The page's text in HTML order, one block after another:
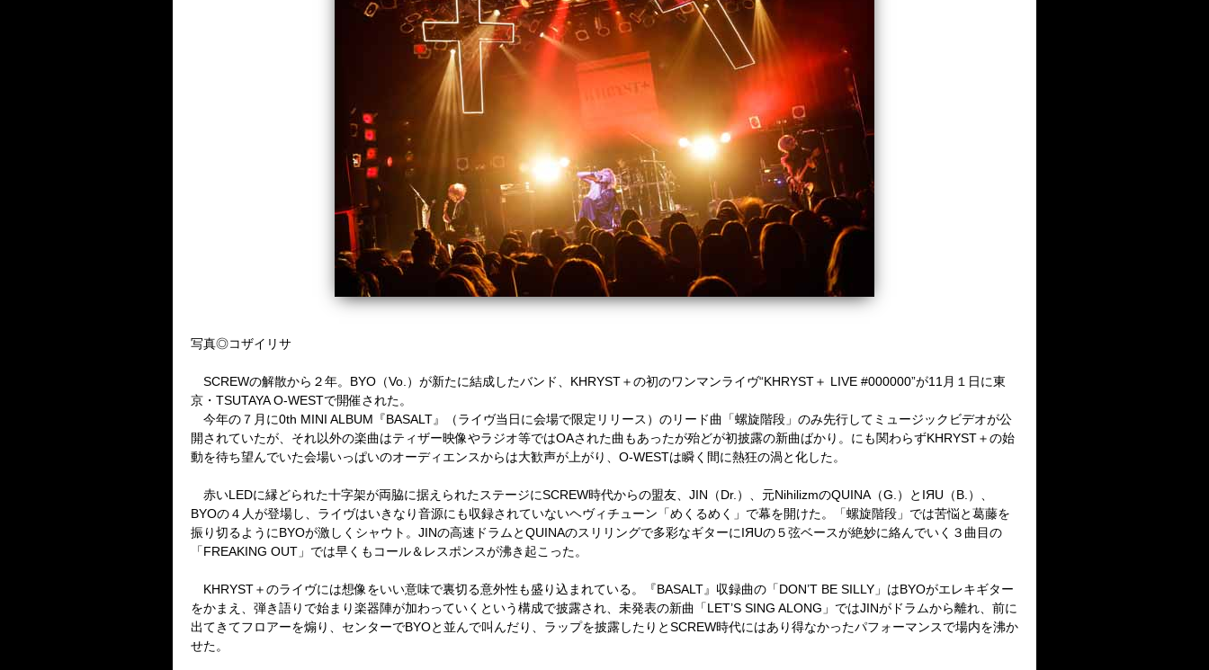
写真◎コザイリサ
SCREWの解散から２年。BYO（Vo.）が新たに結成したバンド、KHRYST＋の初のワンマンライヴ“KHRYST＋ LIVE #000000”が11月１日に東
京・TSUTAYA O-WESTで開催された。
今年の７月に0th MINI ALBUM『BASALT』（ライヴ当日に会場で限定リリース）のリード曲「螺旋階段」のみ先行してミュージックビデオが公
開されていたが、それ以外の楽曲はティザー映像やラジオ等ではOAされた曲もあったが殆どが初披露の新曲ばかり。にも関わらずKHRYST＋の始
動を待ち望んでいた会場いっぱいのオーディエンスからは大歓声が上がり、O-WESTは瞬く間に熱狂の渦と化した。
赤いLEDに縁どられた十字架が両脇に据えられたステージにSCREW時代からの盟友、JIN（Dr.）、元NihilizmのQUINA（G.）とIЯU（B.）、
BYOの４人が登場し、ライヴはいきなり音源にも収録されていないヘヴィチューン「めくるめく」で幕を開けた。「螺旋階段」では苦悩と葛藤を
振り切るようにBYOが激しくシャウト。JINの高速ドラムとQUINAのスリリングで多彩なギターにIЯUの５弦ベースが絶妙に絡んでいく３曲目の
「FREAKING OUT」では早くもコール＆レスポンスが沸き起こった。
KHRYST＋のライヴには想像をいい意味で裏切る意外性も盛り込まれている。『BASALT』収録曲の「DON’T BE SILLY」はBYOがエレキギター
をかまえ、弾き語りで始まり楽器陣が加わっていくという構成で披露され、未発表の新曲「LET’S SING ALONG」ではJINがドラムから離れ、前に
出てきてフロアーを煽り、センターでBYOと並んで叫んだり、ラップを披露したりとSCREW時代にはあり得なかったパフォーマンスで場内を沸か
せた。